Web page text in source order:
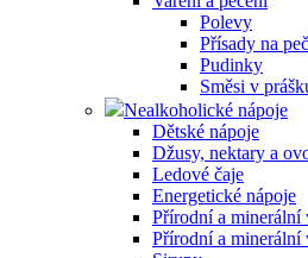
Polevy
Přísady na
Pudinky
Směsi v
Nealkoholické nápoje
Dětské nápoje
Džusy, nektary a
Ledové čaje
Energetické nápoje
Přírodní a minerální
Přírodní a minerální